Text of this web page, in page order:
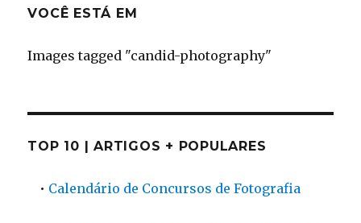
VOCÊ ESTÁ EM
Images tagged "candid-photography"
TOP 10 | ARTIGOS + POPULARES
• Calendário de Concursos de Fotografia